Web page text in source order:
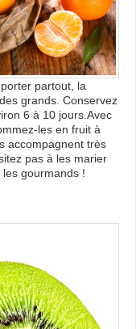
partout, la
grands. Conservez
6 à 10 jours.Avec
les en fruit à
accompagnent très
pas à les marier
gourmands !